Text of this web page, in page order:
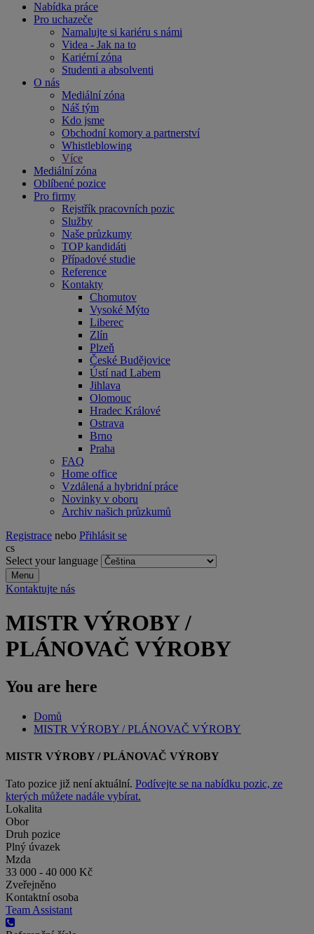
Nabídka práce
Pro uchazeče
Namalujte si kariéru s námi
Videa - Jak na to
Kariérní zóna
Studenti a absolventi
O nás
Mediální zóna
Náš tým
Kdo jsme
Obchodní komory a partnerství
Whistleblowing
Více
Mediální zóna
Oblíbené pozice
Pro firmy
Rejstřík pracovních pozic
Služby
Naše průzkumy
TOP kandidáti
Případové studie
Reference
Kontakty
Chomutov
Vysoké Mýto
Liberec
Zlín
Plzeň
České Budějovice
Ústí nad Labem
Jihlava
Olomouc
Hradec Králové
Ostrava
Brno
Praha
FAQ
Home office
Vzdálená a hybridní práce
Novinky v oboru
Archiv našich průzkumů
Registrace nebo Přihlásit se
cs
Select your language
Menu
Kontaktujte nás
MISTR VÝROBY /
PLÁNOVAČ VÝROBY
You are here
Domů
MISTR VÝROBY / PLÁNOVAČ VÝROBY
MISTR VÝROBY / PLÁNOVAČ VÝROBY
Tato pozice již není aktuální. Podívejte se na nabídku pozic, ze
kterých můžete nadále vybírat.
Lokalita
Obor
Druh pozice
Plný úvazek
Mzda
33 000 - 40 000 Kč
Zveřejněno
Kontaktní osoba
Team Assistant